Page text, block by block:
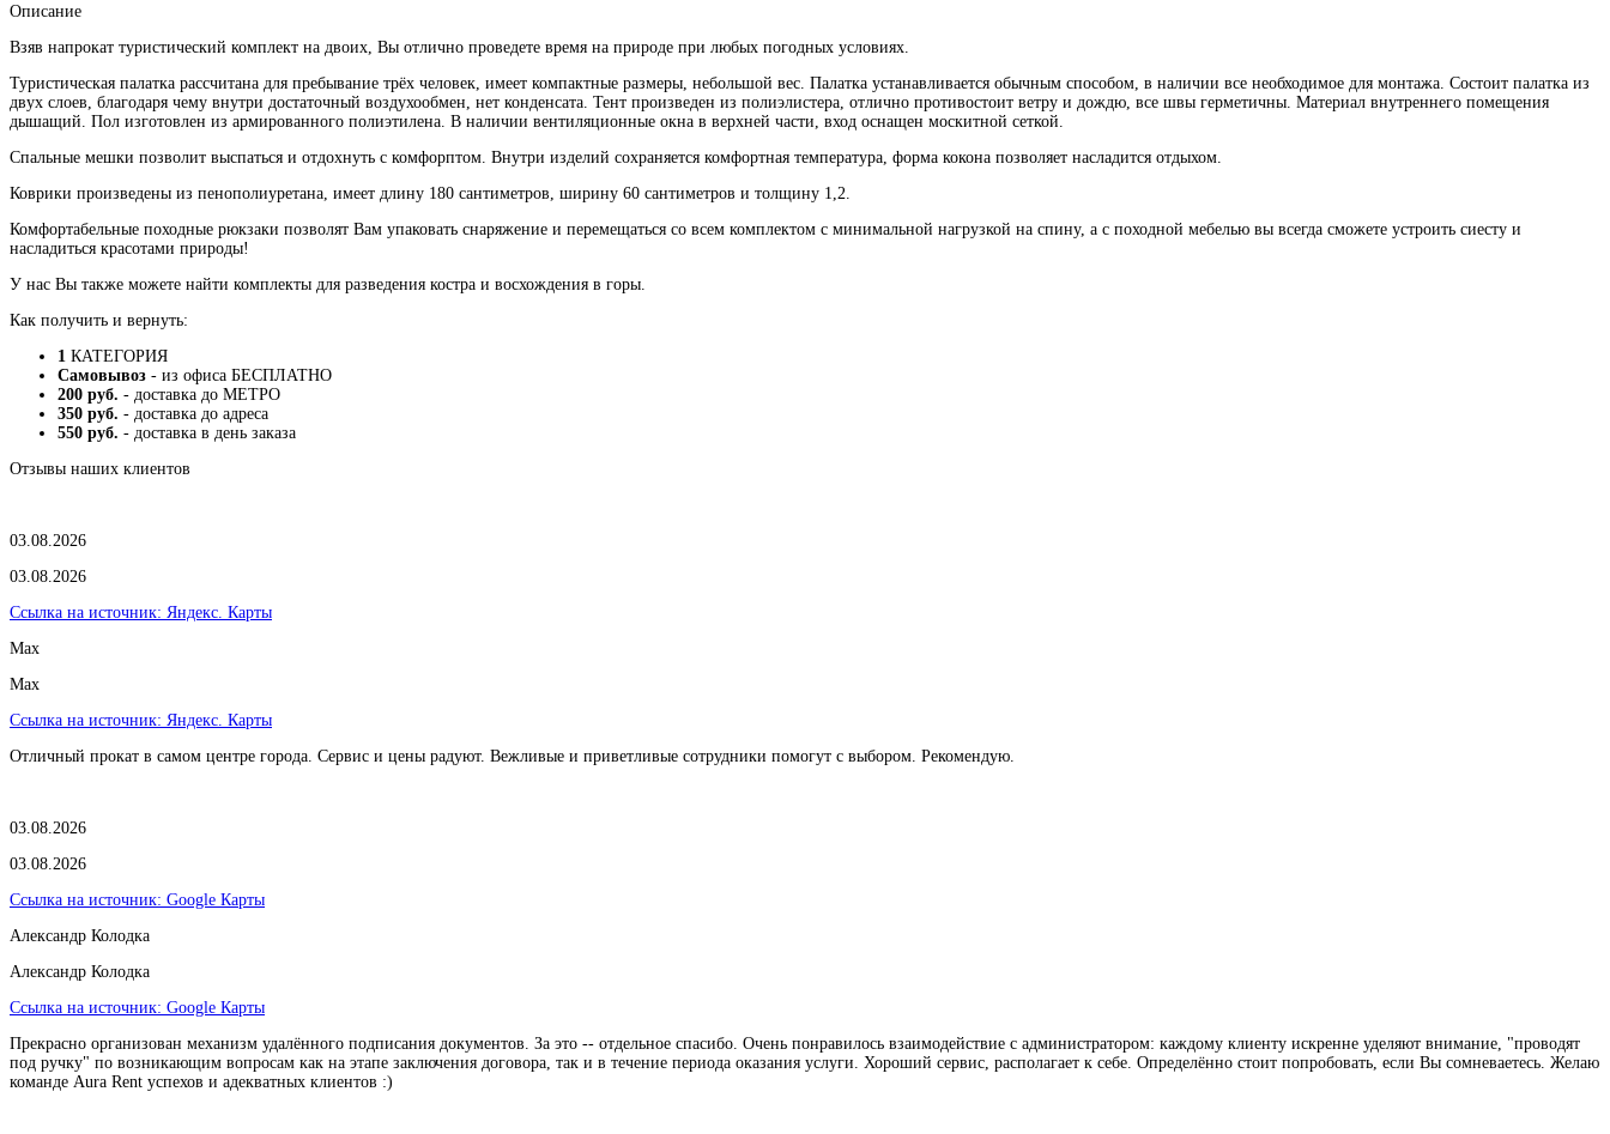
Описание
Взяв напрокат туристический комплект на двоих, Вы отлично проведете время на природе при любых погодных условиях.
Туристическая палатка рассчитана для пребывание трёх человек, имеет компактные размеры, небольшой вес. Палатка устанавливается обычным способом, в наличии все необходимое для монтажа. Состоит палатка из
двух слоев, благодаря чему внутри достаточный воздухообмен, нет конденсата. Тент произведен из полиэлистера, отлично противостоит ветру и дождю, все швы герметичны. Материал внутреннего помещения
дышащий. Пол изготовлен из армированного полиэтилена. В наличии вентиляционные окна в верхней части, вход оснащен москитной сеткой.
Спальные мешки позволит выспаться и отдохнуть с комфорптом. Внутри изделий сохраняется комфортная температура, форма кокона позволяет насладится отдыхом.
Коврики произведены из пенополиуретана, имеет длину 180 сантиметров, ширину 60 сантиметров и толщину 1,2.
Комфортабельные походные рюкзаки позволят Вам упаковать снаряжение и перемещаться со всем комплектом с минимальной нагрузкой на спину, а с походной мебелью вы всегда сможете устроить сиесту и
насладиться красотами природы!
У нас Вы также можете найти комплекты для разведения костра и восхождения в горы.
Как получить и вернуть:
1 КАТЕГОРИЯ
Самовывоз - из офиса БЕСПЛАТНО
200 руб. - доставка до МЕТРО
350 руб. - доставка до адреса
550 руб. - доставка в день заказа
Отзывы наших клиентов
03.08.2026
03.08.2026
Ссылка на источник: Яндекс. Карты
Max
Max
Ссылка на источник: Яндекс. Карты
Отличный прокат в самом центре города. Сервис и цены радуют. Вежливые и приветливые сотрудники помогут с выбором. Рекомендую.
03.08.2026
03.08.2026
Ссылка на источник: Google Карты
Александр Колодка
Александр Колодка
Ссылка на источник: Google Карты
Прекрасно организован механизм удалённого подписания документов. За это -- отдельное спасибо. Очень понравилось взаимодействие с администратором: каждому клиенту искренне уделяют внимание, "проводят
под ручку" по возникающим вопросам как на этапе заключения договора, так и в течение периода оказания услуги. Хороший сервис, располагает к себе. Определённо стоит попробовать, если Вы сомневаетесь. Желаю
команде Aura Rent успехов и адекватных клиентов :)